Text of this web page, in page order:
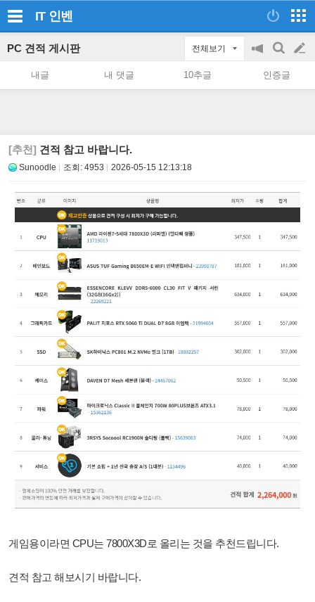
IT 인벤
PC 견적 게시판 전체보기
공
on/off
검
색
글
쓰
내글 내 댓글 10추글 인증글
[추천] 견적 참고 바랍니다.
Sunoodle 조회: 4953 2026-05-15 12:13:18
게임용이라면 CPU는 7800X3D로 올리는 것을 추천드립니다.
견적 참고 해보시기 바랍니다.